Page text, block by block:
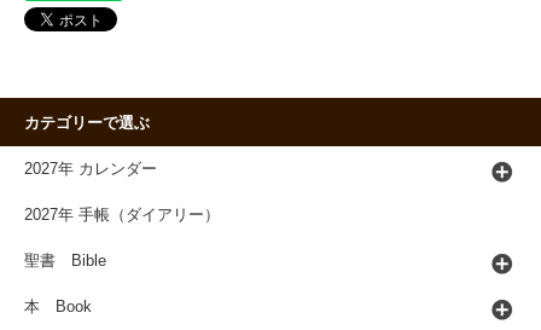
カテゴリーで選ぶ
2027年 カレンダー
2027年 手帳（ダイアリー）
聖書 Bible
本 Book